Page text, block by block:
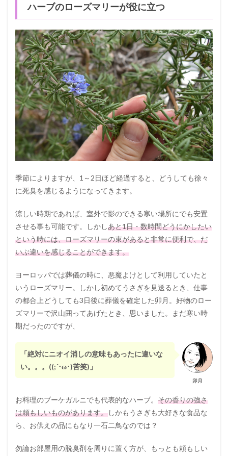
ハーブのローズマリーが役に立つ
季節によりますが、1～2日ほど経過すると、どうしても徐々
に死臭を感じるようになってきます。
涼しい時期であれば、室外で影のできる寒い場所にでも安置
させる事も可能です。しかしあと1日・数時間どうにかしたい
という時には、ローズマリーの束があると非常に便利で、だ
いぶ違いを感じることができます。
ヨーロッパでは葬儀の時に、悪魔よけとして利用していたと
いうローズマリー。しかし初めてうさぎを見送るとき、仕事
の都合上どうしても3日後に葬儀を確定した卯月。好物のロー
ズマリーで沢山囲ってあげたとき、思いました。まだ寒い時
期だったのですが、
卯月
「絶対にニオイ消しの意味もあったに違いな
い。。。((;´･ω･)苦笑)」
お料理のブーケガルニでも代表的なハーブ。 その香りの強さ
は頼もしいものがあります。しかもうさぎも大好きな食品な
ら、お供えの品にもなり一石二鳥なのでは？
勿論お部屋用の脱臭剤を周りに置く方が、もっとも頼もしい